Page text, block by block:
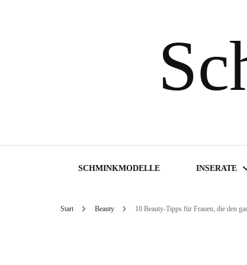
SCHMINKMODELLE INSERATE
Start Beauty 10 Beauty-Tipps für Frauen, die den